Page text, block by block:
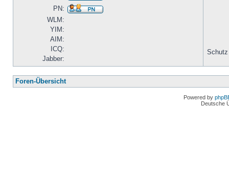
PN:
WLM:
YIM:
AIM:
ICQ:
Jabber:
Schutz
Foren-Übersicht
Powered by
Deutsche